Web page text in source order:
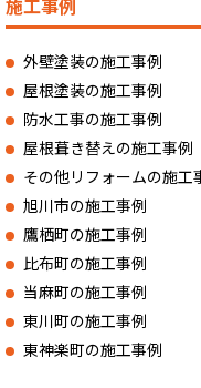
外壁塗装の施工事例
屋根塗装の施工事例
防水工事の施工事例
屋根葺き替えの施工事例
その他リフォームの施工
旭川市の施工事例
鷹栖町の施工事例
比布町の施工事例
当麻町の施工事例
東川町の施工事例
東神楽町の施工事例